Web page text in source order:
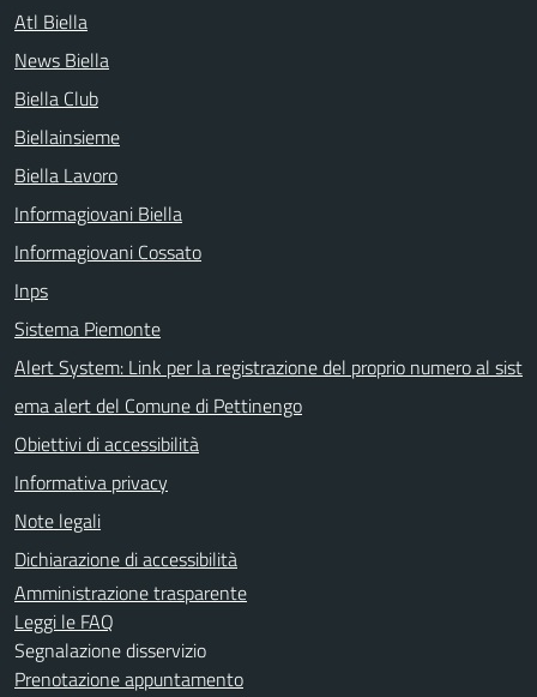
Atl Biella
News Biella
Biella Club
Biellainsieme
Biella Lavoro
Informagiovani Biella
Informagiovani Cossato
Inps
Sistema Piemonte
Alert System: Link per la registrazione del proprio numero al sist
ema alert del Comune di Pettinengo
Obiettivi di accessibilità
Informativa privacy
Note legali
Dichiarazione di accessibilità
Amministrazione trasparente
Leggi le FAQ
Segnalazione disservizio
Prenotazione appuntamento